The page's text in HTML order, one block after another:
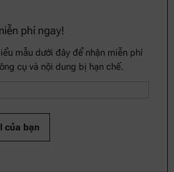
phí ngay!
mẫu dưới đây để nhận miễn phí
cụ và nội dung bị hạn chế.